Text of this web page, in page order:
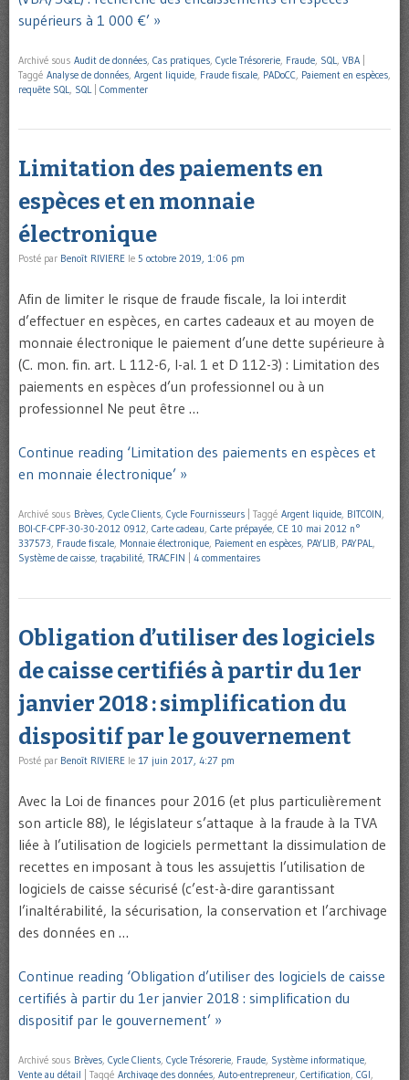
supérieurs à 1 000 €’ »
Archivé sous Audit de données Cas pratiques Cycle Trésorerie Fraude SQL VBA
Taggé Analyse de données Argent liquide Fraude fiscale PADoCC Paiement en espèces
requête SQL
SQL Commenter
Limitation des paiements en
espèces et en monnaie
électronique
Posté par Benoît RIVIERE le 5 octobre 2019, 1:06 pm
Afin de limiter le risque de fraude fiscale, la loi interdit
d’effectuer en espèces, en cartes cadeaux et au moyen de
monnaie électronique le paiement d’une dette supérieure à
(C. mon. fin. art. L 112-6, I-al. 1 et D 112-3) : Limitation des
paiements en espèces d’un professionnel ou à un
professionnel Ne peut être …
Continue reading ‘Limitation des paiements en espèces et
en monnaie électronique’ »
Archivé sous Brèves, Cycle Clients, Cycle Fournisseurs Taggé Argent liquide, BITCOIN,
BOI-CF-CPF-30-30-2012 0912, Carte cadeau, Carte prépayée, CE 10 mai 2012 n°
337573, Fraude fiscale, Monnaie électronique, Paiement en espèces, PAYLIB, PAYPAL,
Système de caisse, traçabilité, TRACFIN 4 commentaires
Obligation d’utiliser des logiciels
de caisse certifiés à partir du 1er
janvier 2018 : simplification du
dispositif par le gouvernement
Posté par Benoît RIVIERE le 17 juin 2017, 4:27 pm
Avec la Loi de finances pour 2016 (et plus particulièrement
son article 88), le législateur s’attaque à la fraude à la TVA
liée à l’utilisation de logiciels permettant la dissimulation de
recettes en imposant à tous les assujettis l’utilisation de
logiciels de caisse sécurisé (c’est-à-dire garantissant
l’inaltérabilité, la sécurisation, la conservation et l’archivage
des données en …
Continue reading ‘Obligation d’utiliser des logiciels de caisse
certifiés à partir du 1er janvier 2018 : simplification du
dispositif par le gouvernement’ »
Archivé sous Brèves, Cycle Clients, Cycle Trésorerie, Fraude, Système informatique,
Vente au détail
Taggé Archivage des données, Auto-entrepreneur, Certification, CGI,